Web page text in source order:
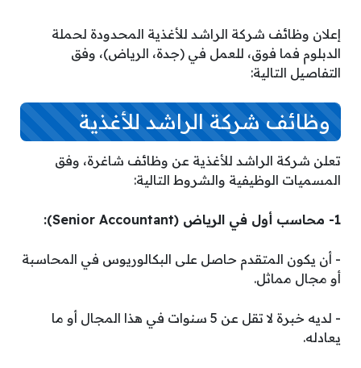
إعلان وظائف شركة الراشد للأغذية المحدودة لحملة
الدبلوم فما فوق، للعمل في (جدة، الرياض)، وفق
التفاصيل التالية:
وظائف شركة الراشد للأغذية
تعلن شركة الراشد للأغذية عن وظائف شاغرة، وفق
المسميات الوظيفية والشروط التالية:
1- محاسب أول في الرياض (Senior Accountant):
­- أن يكون المتقدم حاصل على البكالوريوس في المحاسبة
أو مجال مماثل.
­- لديه خبرة لا تقل عن 5 سنوات في هذا المجال أو ما
يعادله.